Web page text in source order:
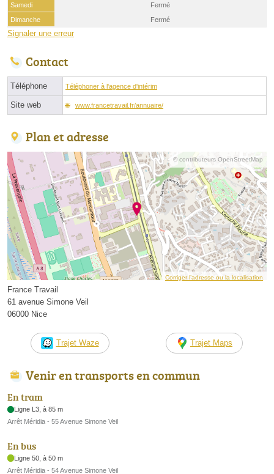
Samedi
Fermé
Dimanche
Fermé
Signaler une erreur
Contact
Téléphone Téléphoner à l'agence d'intérim
Site web www.francetravail.fr/annuaire/
Plan et adresse
© contributeurs OpenStreetMap
Corriger l’adresse ou la localisation
France Travail
61 avenue Simone Veil
06000 Nice
Trajet Waze Trajet Maps
Venir en transports en commun
En tram
Ligne L3, à 85 m
Arrêt Méridia - 55 Avenue Simone Veil
En bus
Ligne 50, à 50 m
Arrêt Méridia - 54 Avenue Simone Veil